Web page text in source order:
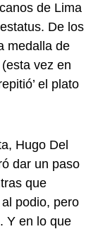
de Lima
De los
medalla de
vez en
el plato
Hugo Del
dar un paso
que
podio, pero
Y en lo que